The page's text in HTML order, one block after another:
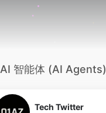
AI 智能体 (AI Agents)
Tech Twitter